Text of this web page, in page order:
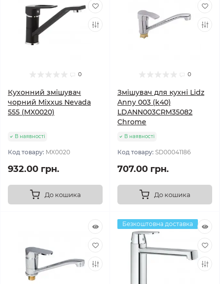
0
Кухонний змішувач
чорний Mixxus Nevada
555 (MX0020)
В наявності
Код товару: MX0020
932.00 грн.
До кошика
0
Змішувач для кухні Lidz
Anny 003 (k40)
LDANN003CRM35082
Chrome
В наявності
Код товару: SD00041186
707.00 грн.
До кошика
Безкоштовна доставка